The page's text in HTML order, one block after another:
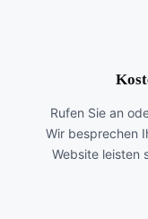
Rufen Sie an
Wir besprechen
Website leisten